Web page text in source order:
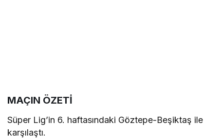
MAÇIN ÖZETİ
Süper Lig’in 6. haftasındaki Göztepe-Beşiktaş ile
karşılaştı.